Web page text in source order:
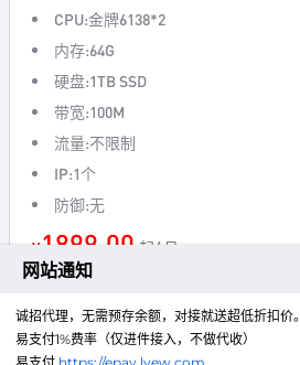
CPU:金牌6138*2
内存:64G
硬盘:1TB SSD
带宽:100M
流量:不限制
IP:1个
防御:无
¥1899.00 起/ 月
网站通知
诚招代理，无需预存余额，对接就送超低折扣价。
易支付1%费率（仅进件接入，不做代收）